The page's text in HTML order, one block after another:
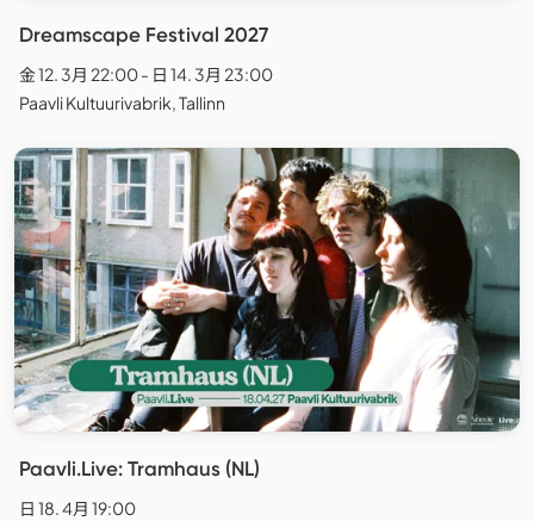
Dreamscape Festival 2027
金 12. 3月 22:00 - 日 14. 3月 23:00
Paavli Kultuurivabrik, Tallinn
Paavli.Live: Tramhaus (NL)
日 18. 4月 19:00